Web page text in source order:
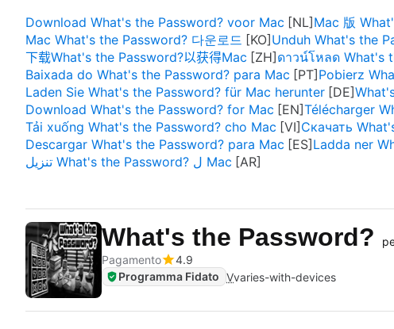
Download What's the Password? voor Mac
Mac 版
Mac What's the Password? 다운로드
Unduh What's the
下载What's the Password?以获得Mac
ดาวน์โหลด What's
Baixada do What's the Password? para Mac
Pobierz
Laden Sie What's the Password? für Mac herunter
Download What's the Password? for Mac
Télécharger
Tải xuống What's the Password? cho Mac
Скачать
Descargar What's the Password? para Mac
Ladda ner
تنزيل What's the Password? ل Mac
What's the Password?
Pagamento
4.9
Programma Fidato Vvaries-with-devices